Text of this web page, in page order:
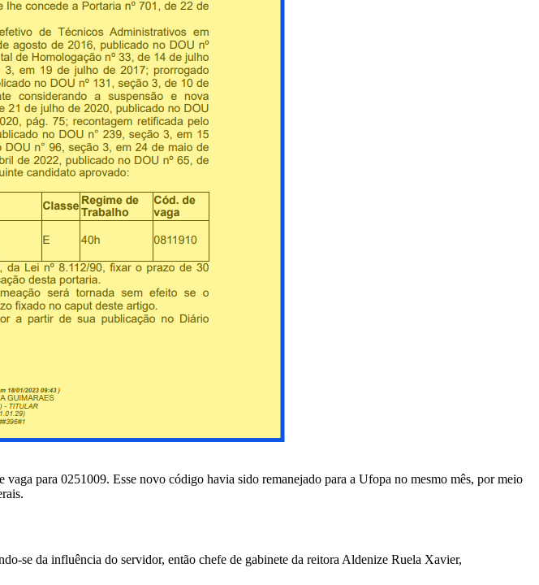
para 0251009. Esse novo código havia sido remanejado para a Ufopa no mesmo mês, por meio
se da influência do servidor, então chefe de gabinete da reitora Aldenize Ruela Xavier,